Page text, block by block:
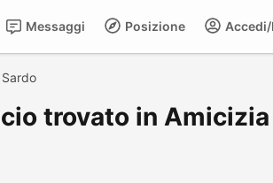
Posizione
Messaggi
Sardo
trovato in